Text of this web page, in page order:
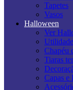
Tapetes
Vasos
Halloween
Ver
Chapéu
Tiaras
Capas e